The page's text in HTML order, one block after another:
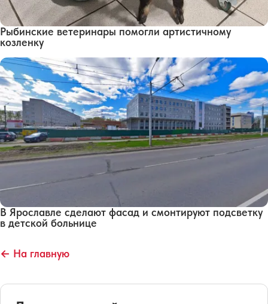
Рыбинские ветеринары помогли артистичному
козленку
В Ярославле сделают фасад и смонтируют подсветку
в детской больнице
← На главную